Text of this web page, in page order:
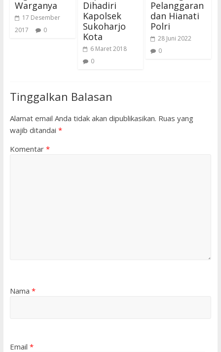
Warganya
17 Desember
2017
0
Dihadiri
Kapolsek
Sukoharjo
Kota
6 Maret 2018
0
Pelanggaran
dan Hianati
Polri
28 Juni 2022
0
Tinggalkan Balasan
Alamat email Anda tidak akan dipublikasikan. Ruas yang
wajib ditandai *
Komentar *
Nama *
Email *